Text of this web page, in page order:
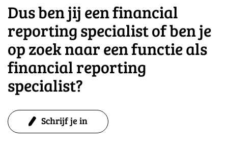
Dus ben jij een financial
reporting specialist of ben je
op zoek naar een functie als
financial reporting
specialist?
Schrijf je in